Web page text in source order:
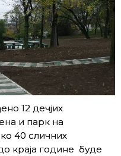
12 дечјих
и парк на
40 сличних
краја године буде